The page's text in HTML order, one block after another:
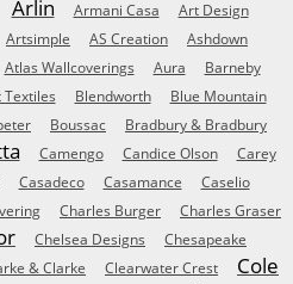
Arlin Armani Casa Art Design
Artsimple AS Creation
Ashdown
Atlas Wallcoverings Aura
Barneby
Textiles Blendworth Blue Mountain
Boussac
Bradbury & Bradbury
Camengo Candice Olson
Carey
Casadeco Casamance
Caselio
Charles Burger
Charles Graser
Chelsea Designs
Chesapeake
& Clarke Clearwater Crest
Cole